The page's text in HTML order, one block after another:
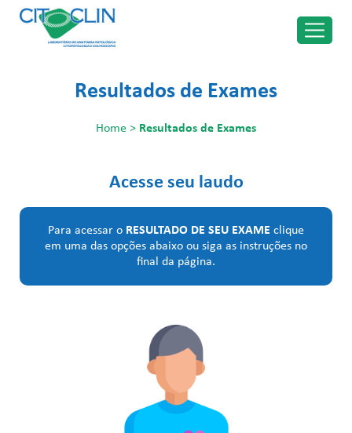
Resultados de Exames
Home > Resultados de Exames
Acesse seu laudo
Para acessar o RESULTADO DE SEU EXAME clique
em uma das opções abaixo ou siga as instruções no
final da página.